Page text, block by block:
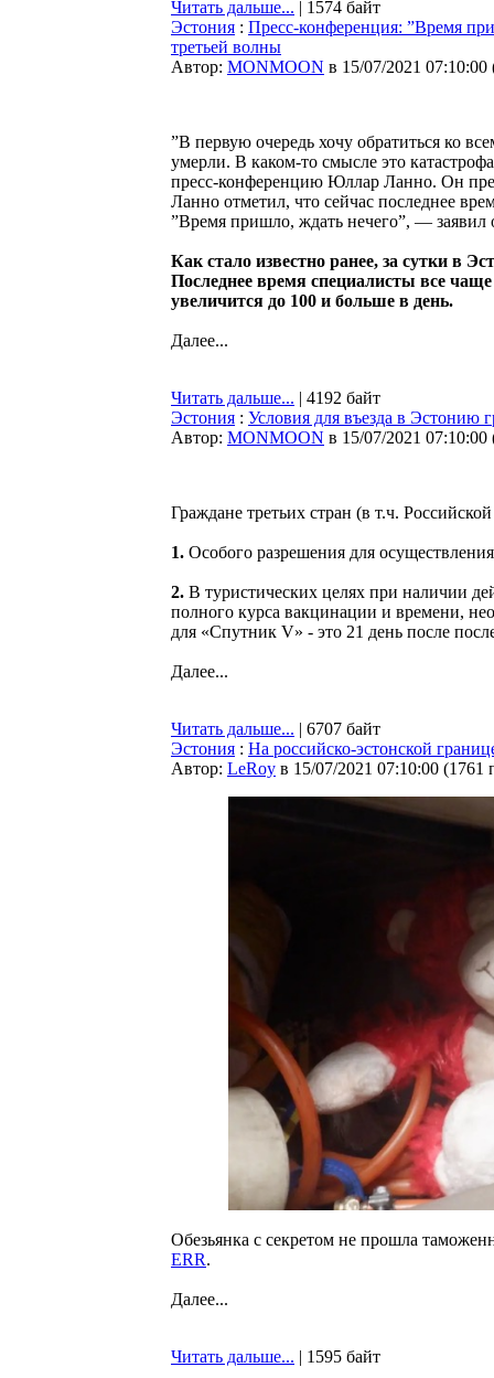
Читать дальше... | 1574 байт
Эстония : Пресс-конференция: ”Время
третьей волны
Автор: MONMOON в 15/07/2021 07:10:00
”В первую очередь хочу обратиться ко
умерли. В каком-то смысле это
пресс-конференцию Юллар Ланно. Он
Ланно отметил, что сейчас последнее
”Время пришло, ждать нечего”, —
Как стало известно ранее, за сутки в
Последнее время специалисты все
увеличится до 100 и больше в день.
Далее...
Читать дальше... | 4192 байт
Эстония : Условия для въезда в Эстонию
Автор: MONMOON в 15/07/2021 07:10:00
Граждане третьих стран (в т.ч.
1. Особого разрешения для
2. В туристических целях при наличии
полного курса вакцинации и времени,
для «Спутник V» - это 21 день после
Далее...
Читать дальше... | 6707 байт
Эстония : На российско-эстонской
Автор: LeRoy в 15/07/2021 07:10:00 (1761
Обезьянка с секретом не прошла
ERR.
Далее...
Читать дальше... | 1595 байт